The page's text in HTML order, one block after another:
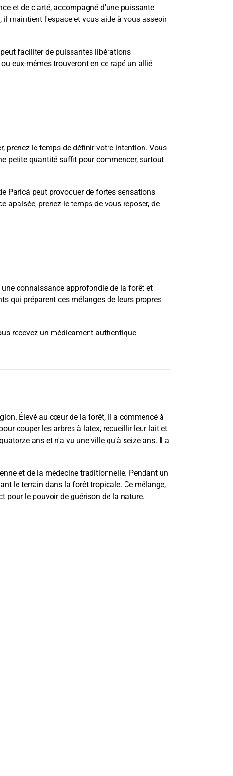
et de clarté, accompagné d'une puissante
maintient l'espace et vous aide à vous asseoir
faciliter de puissantes libérations
eux-mêmes trouveront en ce rapé un allié
prenez le temps de définir votre intention. Vous
petite quantité suffit pour commencer, surtout
Paricá peut provoquer de fortes sensations
apaisée, prenez le temps de vous reposer, de
connaissance approfondie de la forêt et
qui préparent ces mélanges de leurs propres
recevez un médicament authentique
Élevé au cœur de la forêt, il a commencé à
couper les arbres à latex, recueillir leur lait et
ans et n'a vu une ville qu'à seize ans. Il a
et de la médecine traditionnelle. Pendant un
le terrain dans la forêt tropicale. Ce mélange,
pour le pouvoir de guérison de la nature.